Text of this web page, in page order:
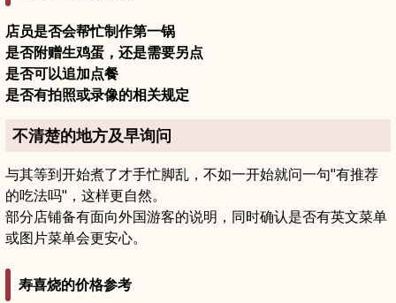
店员是否会帮忙制作第一锅
是否附赠生鸡蛋，还是需要另点
是否可以追加点餐
是否有拍照或录像的相关规定
不清楚的地方及早询问
与其等到开始煮了才手忙脚乱，不如一开始就问一句"有推荐
的吃法吗"，这样更自然。
部分店铺备有面向外国游客的说明，同时确认是否有英文菜单
或图片菜单会更安心。
寿喜烧的价格参考